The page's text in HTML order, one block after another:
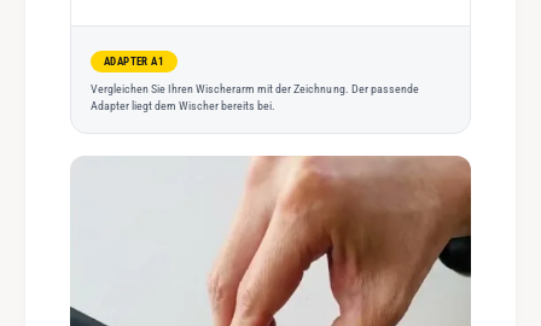
ADAPTER A1
Vergleichen Sie Ihren Wischerarm mit der Zeichnung. Der passende
Adapter liegt dem Wischer bereits bei.